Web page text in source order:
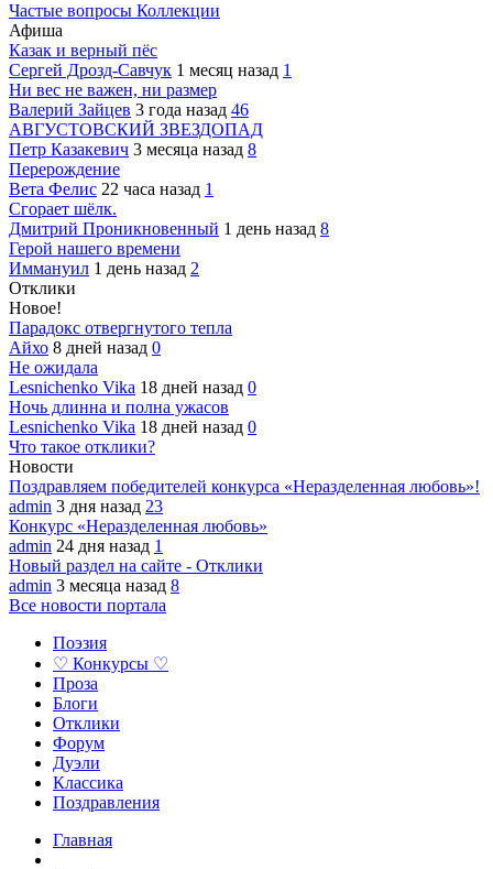
Частые вопросы Коллекции
Афиша
Казак и верный пёс
Сергей Дрозд-Савчук 1 месяц назад 1
Ни вес не важен, ни размер
Валерий Зайцев 3 года назад 46
АВГУСТОВСКИЙ ЗВЕЗДОПАД
Петр Казакевич 3 месяца назад 8
Перерождение
Вета Фелис 22 часа назад 1
Сгорает шёлк.
Дмитрий Проникновенный 1 день назад 8
Герой нашего времени
Иммануил 1 день назад 2
Отклики
Новое!
Парадокс отвергнутого тепла
Айхо 8 дней назад 0
Не ожидала
Lesnichenko Vika 18 дней назад 0
Ночь длинна и полна ужасов
Lesnichenko Vika 18 дней назад 0
Что такое отклики?
Новости
Поздравляем победителей конкурса «Неразделенная любовь»!
admin 3 дня назад 23
Конкурс «Неразделенная любовь»
admin 24 дня назад 1
Новый раздел на сайте - Отклики
admin 3 месяца назад 8
Все новости портала
Поэзия
♡ Конкурсы ♡
Проза
Блоги
Отклики
Форум
Дуэли
Классика
Поздравления
Главная